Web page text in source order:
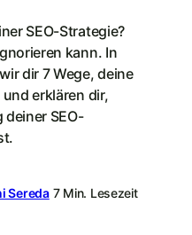
SEO-Strategie?
kann. In
dir 7 Wege, deine
erklären dir,
SEO-
Sereda 7 Min. Lesezeit